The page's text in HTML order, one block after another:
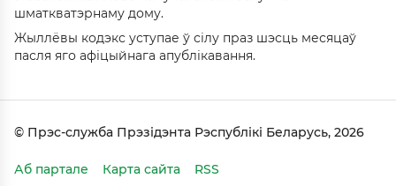
шматкватэрнаму дому.
Жыллёвы кодэкс уступае ў сілу праз шэсць месяцаў
пасля яго афіцыйнага апублікавання.
© Прэс-служба Прэзідэнта Рэспублікі Беларусь, 2026
Аб партале Карта сайта RSS